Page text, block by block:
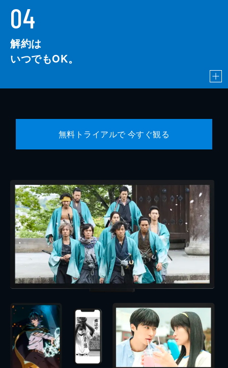
04
解約は
いつでもOK。
無料トライアルで 今すぐ観る